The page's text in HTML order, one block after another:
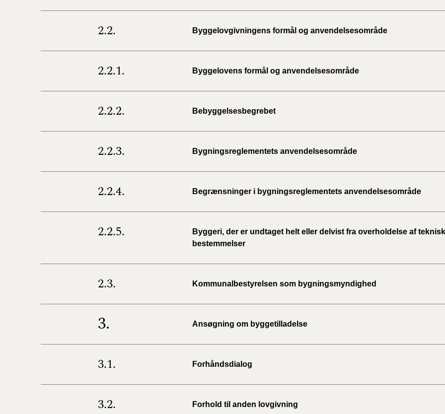
2.2. Byggelovgivningens formål og anvendelsesområde
2.2.1. Byggelovens formål og anvendelsesområde
2.2.2. Bebyggelsesbegrebet
2.2.3. Bygningsreglementets anvendelsesområde
2.2.4. Begrænsninger i bygningsreglementets anvendelsesområde
2.2.5.
Byggeri, der er undtaget helt eller delvist fra overholdelse af
bestemmelser
2.3. Kommunalbestyrelsen som bygningsmyndighed
3. Ansøgning om byggetilladelse
3.1. Forhåndsdialog
3.2. Forhold til anden lovgivning